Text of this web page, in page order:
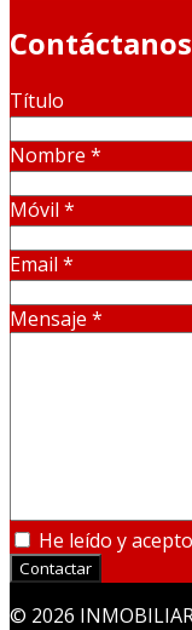
Contáctanos
Título
Nombre *
Móvil *
Email *
Mensaje *
He leído y
Contactar
© 2026